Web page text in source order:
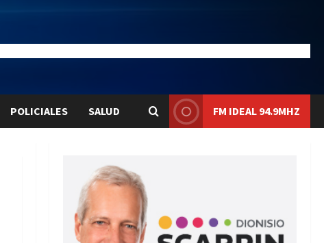
POLICIALES SALUD FM IDEAL 94.9MHZ